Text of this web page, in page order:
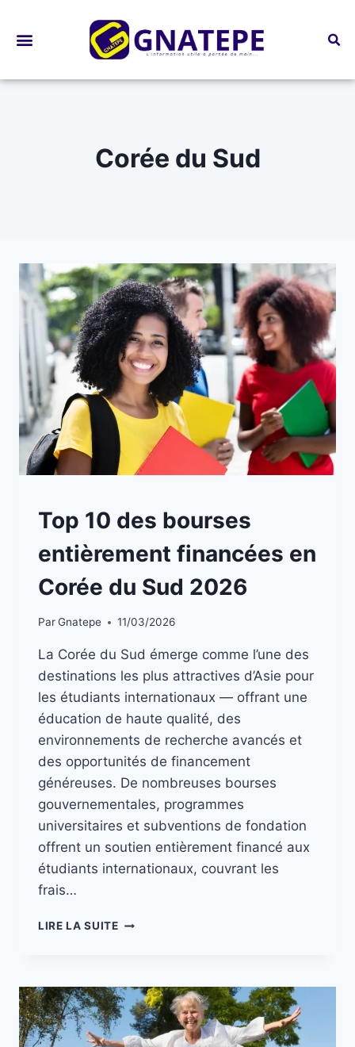
Corée du Sud
A
LA
|
Top 10 des bourses
entièrement financées en
Corée du Sud 2026
ParGnatepe 11/03/2026
La Corée du Sud émerge comme l’une des
destinations les plus attractives d’Asie pour
les étudiants internationaux — offrant une
éducation de haute qualité, des
environnements de recherche avancés et
des opportunités de financement
généreuses. De nombreuses bourses
gouvernementales, programmes
universitaires et subventions de fondation
offrent un soutien entièrement financé aux
étudiants internationaux, couvrant les
frais…
LIRE LA SUITE